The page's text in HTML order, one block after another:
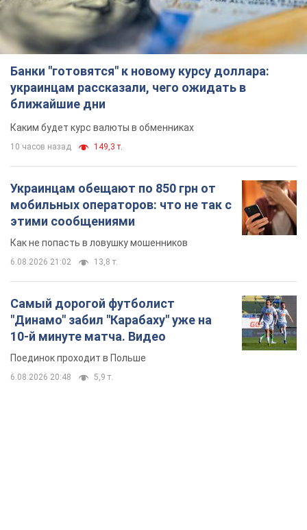
Банки "готовятся" к новому курсу доллара:
украинцам рассказали, чего ожидать в
ближайшие дни
Каким будет курс валюты в обменниках
10 часов назад 149,3 т.
Украинцам обещают по 850 грн от
мобильных операторов: что не так с
этими сообщениями
Как не попасть в ловушку мошенников
6.08.2026 21:02 13,8 т.
Самый дорогой футболист
"Динамо" забил "Карабаху" уже на
10-й минуте матча. Видео
Поединок проходит в Польше
6.08.2026 20:48 5,9 т.